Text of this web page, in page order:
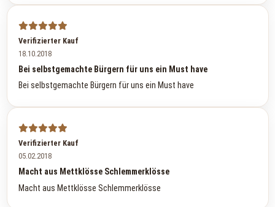
Verifizierter Kauf
18.10.2018
Bei selbstgemachte Bürgern für uns ein Must have
Bei selbstgemachte Bürgern für uns ein Must have
Verifizierter Kauf
05.02.2018
Macht aus Mettklösse Schlemmerklösse
Macht aus Mettklösse Schlemmerklösse